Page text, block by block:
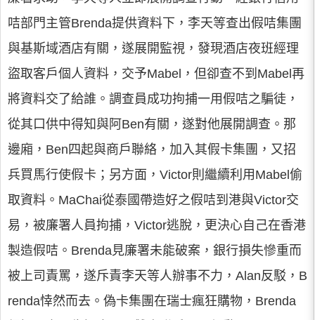
咭部門主管Brenda提供資料下，李天等查出假咭集團
與基斯域酒店有關，遂展開監視，發現酒店夜班經理
盜取客戶個人資料，交予Mabel，但卻查不到Mabel再
將資料交了給誰。調查員成功拘捕一用假咭之騙徒，
從其口供中得知與阿Ben有關，遂對他展開調查。那
邊廂，Ben四起與商戶聯絡，加入其假卡集團，又招
兵買馬行使假卡；另方面，Victor則繼續利用Mabel偷
取資料。MaChai從泰國帶造好之假咭到港與Victor交
易，被廉署人員拘捕，Victor逃脫，更決心自己在香港
製造假咭。Brenda見廉署未能破案，銀行損失慘重而
被上司責罵，遂斥責李天等人辦事不力，Alan反駁，B
renda悻然而去。偽卡集團在瑞士瘋狂購物，Brenda